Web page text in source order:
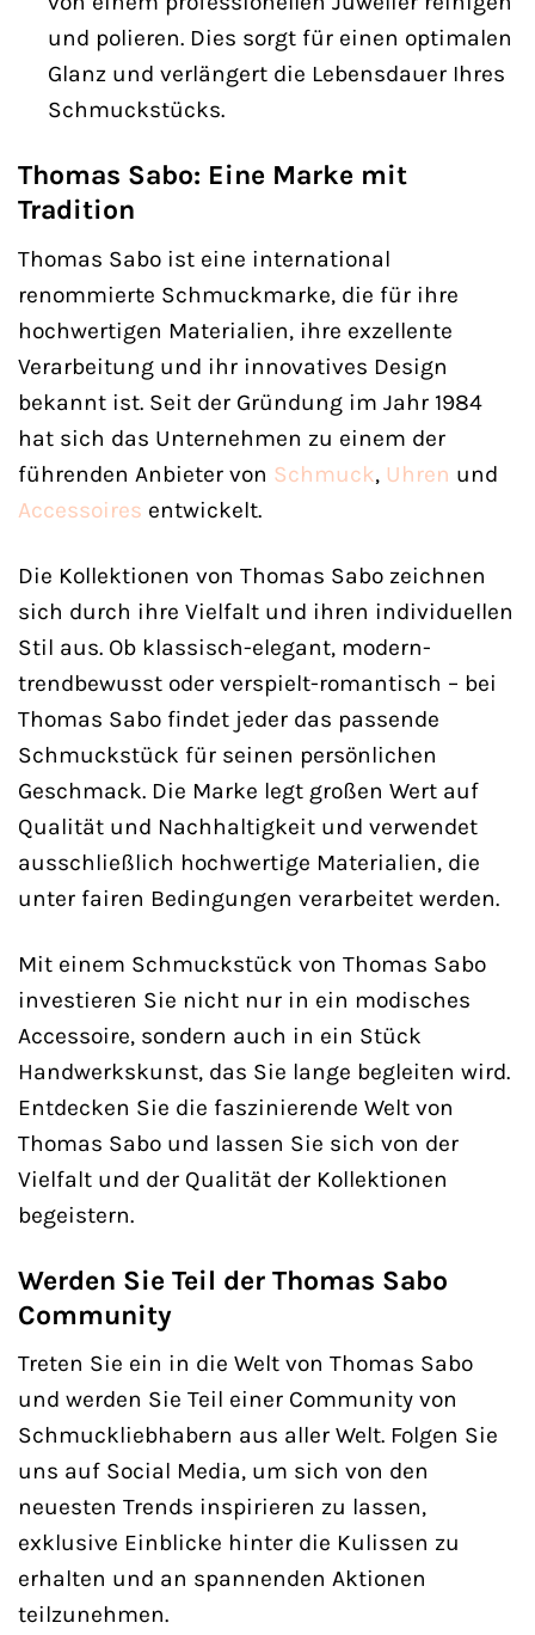
und polieren. Dies sorgt für einen optimalen
Glanz und verlängert die Lebensdauer Ihres
Schmuckstücks.
Thomas Sabo: Eine Marke mit
Tradition
Thomas Sabo ist eine international
renommierte Schmuckmarke, die für ihre
hochwertigen Materialien, ihre exzellente
Verarbeitung und ihr innovatives Design
bekannt ist. Seit der Gründung im Jahr 1984
hat sich das Unternehmen zu einem der
führenden Anbieter von Schmuck, Uhren und
Accessoires entwickelt.
Die Kollektionen von Thomas Sabo zeichnen
sich durch ihre Vielfalt und ihren individuellen
Stil aus. Ob klassisch-elegant, modern-
trendbewusst oder verspielt-romantisch – bei
Thomas Sabo findet jeder das passende
Schmuckstück für seinen persönlichen
Geschmack. Die Marke legt großen Wert auf
Qualität und Nachhaltigkeit und verwendet
ausschließlich hochwertige Materialien, die
unter fairen Bedingungen verarbeitet werden.
Mit einem Schmuckstück von Thomas Sabo
investieren Sie nicht nur in ein modisches
Accessoire, sondern auch in ein Stück
Handwerkskunst, das Sie lange begleiten wird.
Entdecken Sie die faszinierende Welt von
Thomas Sabo und lassen Sie sich von der
Vielfalt und der Qualität der Kollektionen
begeistern.
Werden Sie Teil der Thomas Sabo
Community
Treten Sie ein in die Welt von Thomas Sabo
und werden Sie Teil einer Community von
Schmuckliebhabern aus aller Welt. Folgen Sie
uns auf Social Media, um sich von den
neuesten Trends inspirieren zu lassen,
exklusive Einblicke hinter die Kulissen zu
erhalten und an spannenden Aktionen
teilzunehmen.